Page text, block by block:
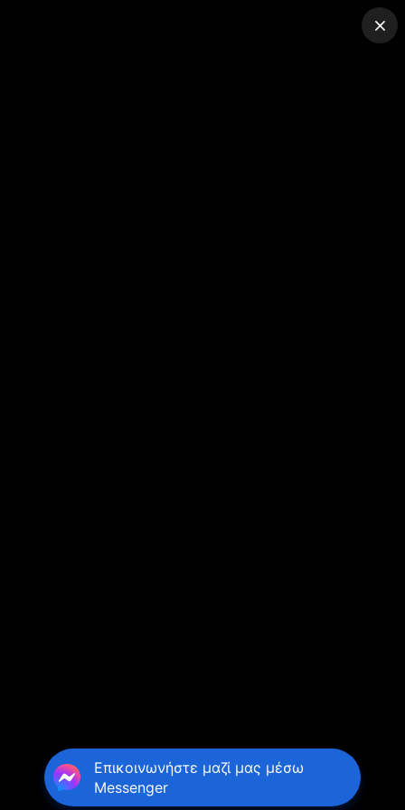
Επικοινωνήστε μαζί μας μέσω
Messenger